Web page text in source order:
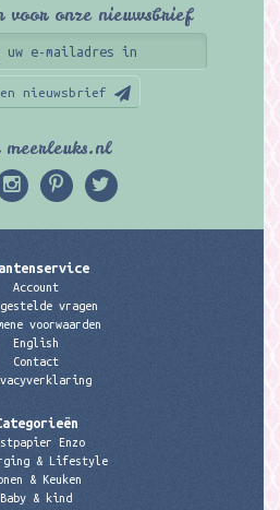
onze nieuwsbrief
nieuwsbrief
Account
vragen
voorwaarden
English
Contact
Enzo
& Lifestyle
& Keuken
Baby & kind